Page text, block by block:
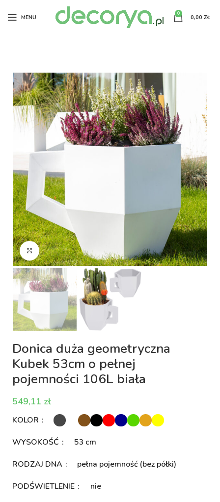
MENU
0
0,00 ZŁ
Kliknij aby powiększyć
Donica duża geometryczna
Kubek 53cm o pełnej
pojemności 106L biała
zł
KOLOR
WYSOKOŚĆ 53 cm
RODZAJ DNA pełna pojemność (bez półki)
PODŚWIETLENIE nie